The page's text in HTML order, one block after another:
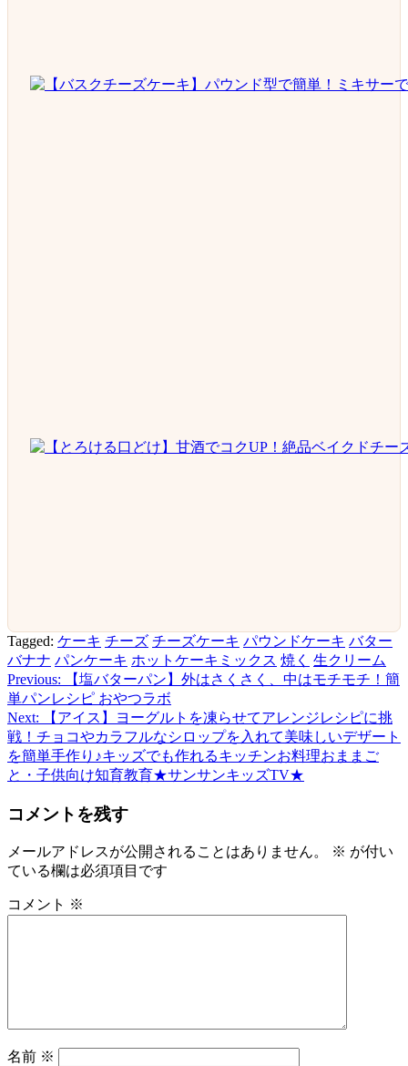
Tagged: ケーキ チーズ チーズケーキ パウンドケーキ バター
バナナ パンケーキ ホットケーキミックス 焼く 生クリーム
投
稿
ナ
ビ
ー
シ
ン
Previous:
【塩バターパン】外はさくさく、中はモチモチ！簡
単パンレシピ おやつラボ
Next:
【アイス】ヨーグルトを凍らせてアレンジレシピに挑
戦！チョコやカラフルなシロップを入れて美味しいデザート
を簡単手作り♪キッズでも作れるキッチンお料理おままご
と・子供向け知育教育★サンサンキッズTV★
コメントを残す
メールアドレスが公開されることはありません。 ※ が付い
ている欄は必須項目です
コメント ※
名前 ※